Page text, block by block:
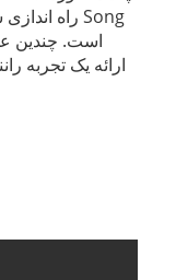
ارائه یک تجربه